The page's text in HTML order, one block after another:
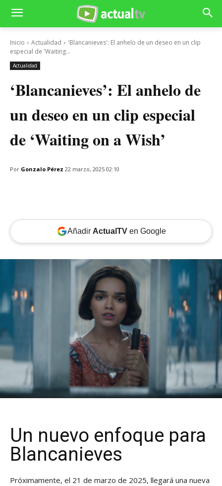
Inicio Actualidad
'Blancanieves': El anhelo de un deseo en un clip
especial de 'Waiting...
Actualidad
‘Blancanieves’: El anhelo de
un deseo en un clip especial
de ‘Waiting on a Wish’
Por Gonzalo Pérez 22 marzo, 2025 02:10
Añadir ActualTVen Google
Un nuevo enfoque para
Blancanieves
Próximamente, el 21 de marzo de 2025, llegará una nueva